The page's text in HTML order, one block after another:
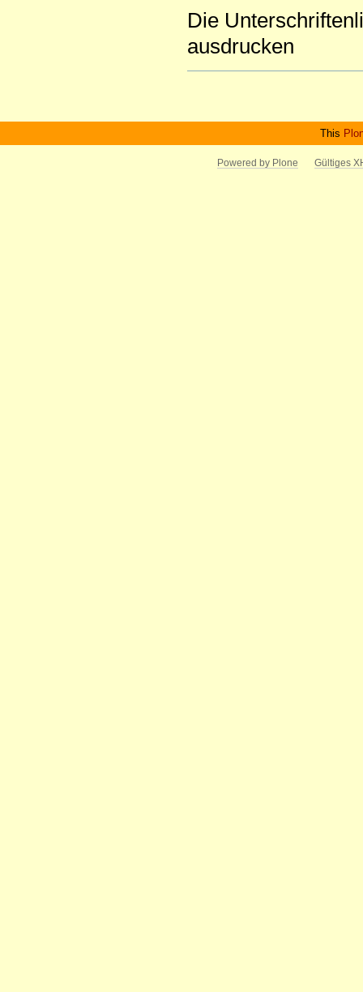
Die
ausdrucken
This
Powered by Plone Gültiges